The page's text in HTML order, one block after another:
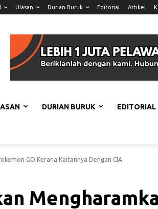
Ulasan Durian Buruk Editorial Artikel
DURIAN BURUK EDITORIAL
GO Kerana Kaitannya Dengan CIA